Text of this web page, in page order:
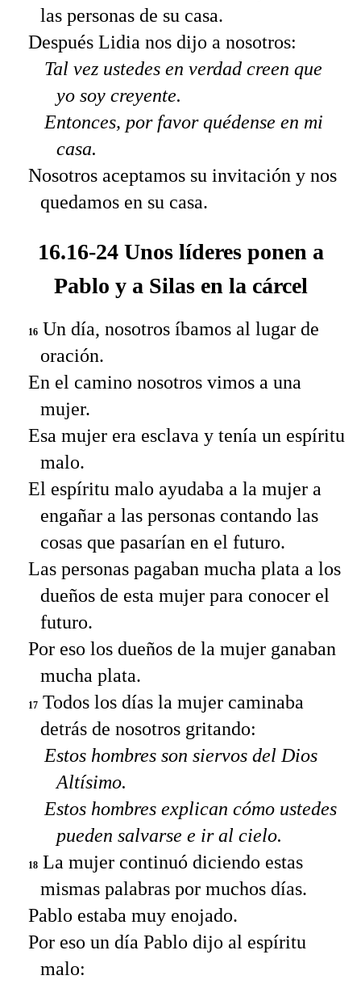
las personas de su casa.
Después Lidia nos dijo a nosotros:
Tal vez ustedes en verdad creen que
yo soy creyente.
Entonces, por favor quédense en mi
casa.
Nosotros aceptamos su invitación y nos
quedamos en su casa.
16.16-24 Unos líderes ponen a
Pablo y a Silas en la cárcel
16 Un día, nosotros íbamos al lugar de
oración.
En el camino nosotros vimos a una
mujer.
Esa mujer era esclava y tenía un espíritu
malo.
El espíritu malo ayudaba a la mujer a
engañar a las personas contando las
cosas que pasarían en el futuro.
Las personas pagaban mucha plata a los
dueños de esta mujer para conocer el
futuro.
Por eso los dueños de la mujer ganaban
mucha plata.
17 Todos los días la mujer caminaba
detrás de nosotros gritando:
Estos hombres son siervos del Dios
Altísimo.
Estos hombres explican cómo ustedes
pueden salvarse e ir al cielo.
18 La mujer continuó diciendo estas
mismas palabras por muchos días.
Pablo estaba muy enojado.
Por eso un día Pablo dijo al espíritu
malo: